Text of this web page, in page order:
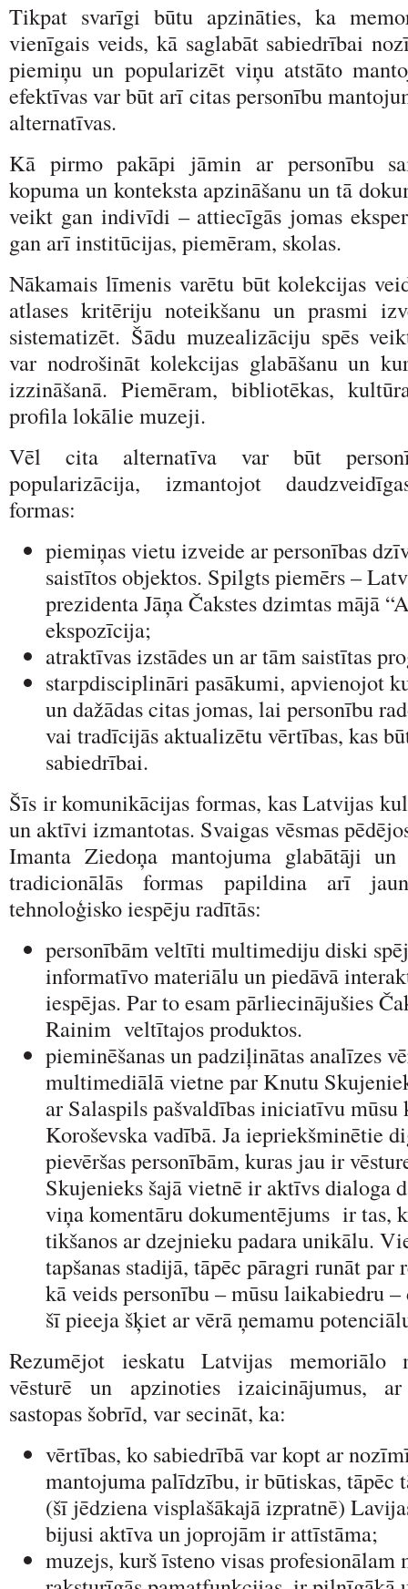
Tikpat svarīgi būtu apzināties, ka
vienīgais veids, kā saglabāt sabiedrībai
piemiņu un popularizēt viņu atstāto
efektīvas var būt arī citas personību
alternatīvas.
Kā pirmo pakāpi jāmin ar personību
kopuma un konteksta apzināšanu un tā
veikt gan indivīdi – attiecīgās jomas
gan arī institūcijas, piemēram, skolas.
Nākamais līmenis varētu būt kolekcijas
atlases kritēriju noteikšanu un prasmi
sistematizēt. Šādu muzealizāciju spēs
var nodrošināt kolekcijas glabāšanu un
izzināšanā. Piemēram, bibliotēkas,
profila lokālie muzeji.
Vēl cita alternatīva var būt
popularizācija, izmantojot
formas:
piemiņas vietu izveide ar personības
saistītos objektos. Spilgts piemērs –
prezidenta Jāņa Čakstes dzimtas mājā
ekspozīcija;
atraktīvas izstādes un ar tām saistītas
starpdisciplināri pasākumi, apvienojot
un dažādas citas jomas, lai personību
vai tradīcijās aktualizētu vērtības, kas
sabiedrībai.
Šīs ir komunikācijas formas, kas Latvijas
un aktīvi izmantotas. Svaigas vēsmas
Imanta Ziedoņa mantojuma glabātāji un
tradicionālās formas papildina arī
tehnoloģisko iespēju radītās:
personībām veltīti multimediju diski
informatīvo materiālu un piedāvā
iespējas. Par to esam pārliecinājušies
Rainim veltītajos produktos.
pieminēšanas un padziļinātas analīzes
multimediālā vietne par Knutu
ar Salaspils pašvaldības iniciatīvu mūsu
Koroševska vadībā. Ja iepriekšminētie
pievēršas personībām, kuras jau ir
Skujenieks šajā vietnē ir aktīvs dialoga
viņa komentāru dokumentējums ir tas,
tikšanos ar dzejnieku padara unikālu.
tapšanas stadijā, tāpēc pāragri runāt par
kā veids personību – mūsu laikabiedru
šī pieeja šķiet ar vērā ņemamu
Rezumējot ieskatu Latvijas memoriālo
vēsturē un apzinoties izaicinājumus,
sastopas šobrīd, var secināt, ka:
vērtības, ko sabiedrībā var kopt ar
mantojuma palīdzību, ir būtiskas, tāpēc
(šī jēdziena visplašākajā izpratnē)
bijusi aktīva un joprojām ir attīstāma;
muzejs, kurš īsteno visas profesionālam